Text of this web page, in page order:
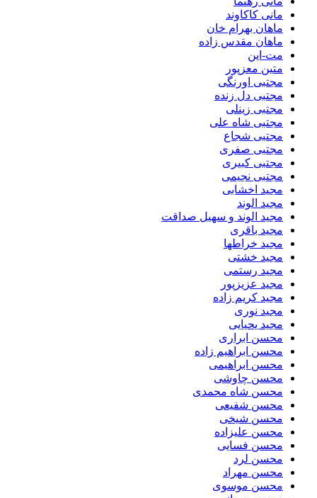
مانی کاکاوند
ماهان بهرام خان
ماهان مقدس زاده
مت-این
متین معزپور
مجتبی اورنگی
مجتبی دل زنده
مجتبی زینلی
مجتبی شاه علی
مجتبی شجاع
مجتبی صفری
مجتبی کبیری
مجتبی نجیمی
مجید اخشابی
مجید الوند‎
مجید الوند و سهیل صداقت
مجید باقری
مجید خراطها
مجید خشتی
مجید رستمی
مجید عزیزپور
مجید کریم زاده
مجید نوری
مجید یحیایی
محسن ابراری
محسن ابراهیم زاده
محسن ابراهیمی
محسن چاوشی
محسن شاه محمدی
محسن شفیعی
محسن شیخی
محسن علیزاده
محسن فسایی
محسن لرد
محسن مهراد
محسن موسوی